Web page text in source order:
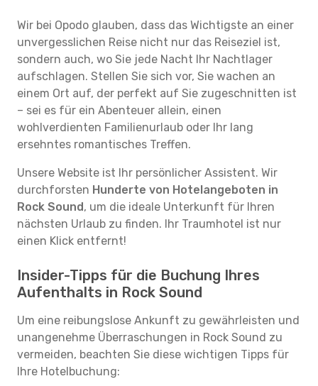
Wir bei Opodo glauben, dass das Wichtigste an einer
unvergesslichen Reise nicht nur das Reiseziel ist,
sondern auch, wo Sie jede Nacht Ihr Nachtlager
aufschlagen. Stellen Sie sich vor, Sie wachen an
einem Ort auf, der perfekt auf Sie zugeschnitten ist
– sei es für ein Abenteuer allein, einen
wohlverdienten Familienurlaub oder Ihr lang
ersehntes romantisches Treffen.
Unsere Website ist Ihr persönlicher Assistent. Wir
durchforsten Hunderte von Hotelangeboten in
Rock Sound, um die ideale Unterkunft für Ihren
nächsten Urlaub zu finden. Ihr Traumhotel ist nur
einen Klick entfernt!
Insider-Tipps für die Buchung Ihres
Aufenthalts in Rock Sound
Um eine reibungslose Ankunft zu gewährleisten und
unangenehme Überraschungen in Rock Sound zu
vermeiden, beachten Sie diese wichtigen Tipps für
Ihre Hotelbuchung: